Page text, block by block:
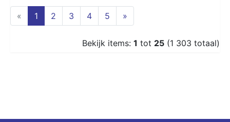
« 1 (current)
2 3 4 5 »
Bekijk items: 1 tot 25 (1 303 totaal)